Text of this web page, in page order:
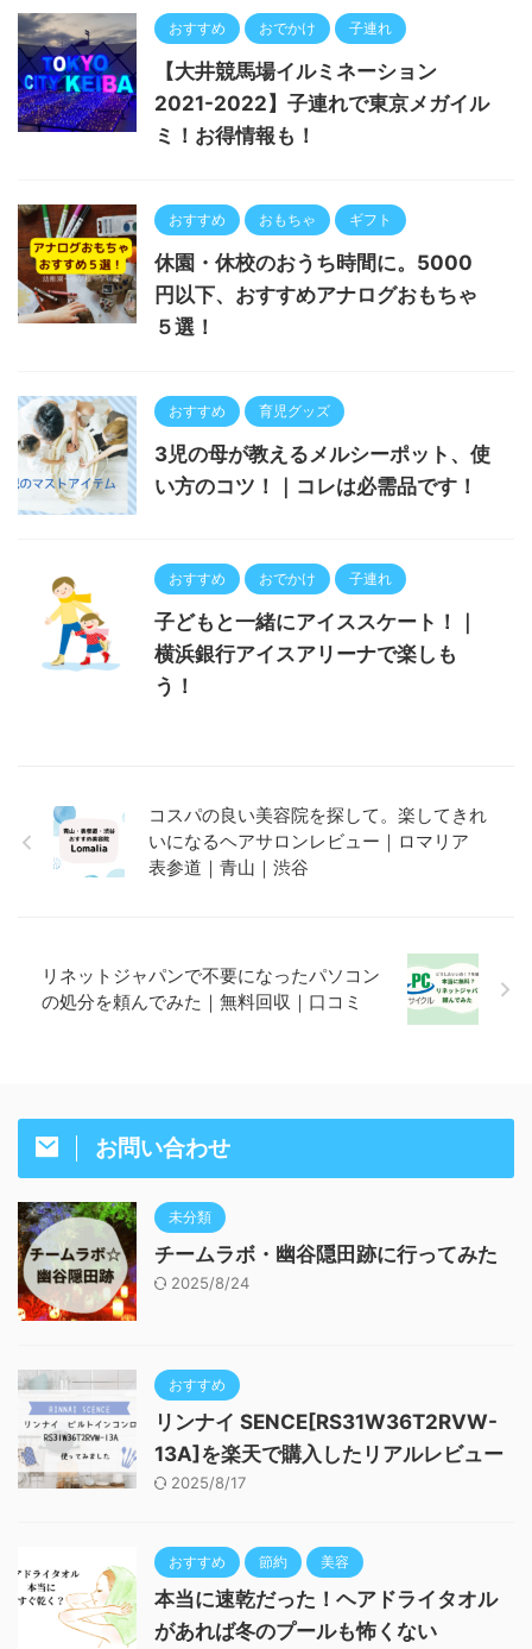
おすすめ おでかけ 子連れ
【大井競馬場イルミネーション
2021-2022】子連れで東京メガイル
ミ！お得情報も！
おすすめ おもちゃ ギフト
休園・休校のおうち時間に。5000
円以下、おすすめアナログおもちゃ
５選！
おすすめ 育児グッズ
3児の母が教えるメルシーポット、使
い方のコツ！｜コレは必需品です！
おすすめ おでかけ 子連れ
子どもと一緒にアイススケート！｜
横浜銀行アイスアリーナで楽しも
う！
コスパの良い美容院を探して。楽してきれ
いになるヘアサロンレビュー｜ロマリア
表参道｜青山｜渋谷
リネットジャパンで不要になったパソコン
の処分を頼んでみた｜無料回収｜口コミ
お問い合わせ
未分類
チームラボ・幽谷隠田跡に行ってみた
2025/8/24
おすすめ
リンナイ SENCE[RS31W36T2RVW-
13A]を楽天で購入したリアルレビュー
2025/8/17
おすすめ 節約 美容
本当に速乾だった！ヘアドライタオル
があれば冬のプールも怖くない